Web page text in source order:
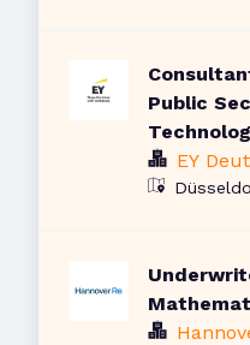
Public
EY